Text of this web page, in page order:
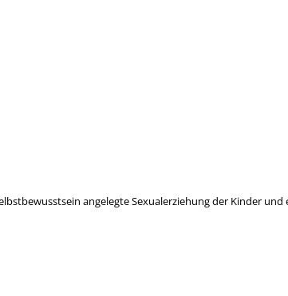
angelegte Sexualerziehung der Kinder